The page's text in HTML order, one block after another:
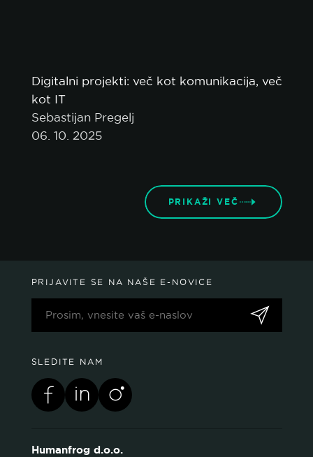
Digitalni projekti: več kot komunikacija, več
kot IT
Sebastijan Pregelj
06. 10. 2025
PRIKAŽI VEČ
PRIJAVITE SE NA NAŠE E-NOVICE
SLEDITE NAM
Humanfrog d.o.o.